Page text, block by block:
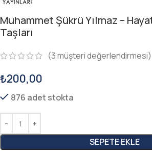
Muhammet Şükrü Yılmaz –
Taşları
(3müşteri değerlendirmesi)
₺200,00
876 adet stokta
SEPETE EKLE